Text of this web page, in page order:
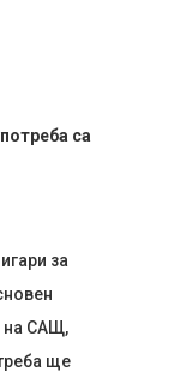
са
за
на САЩ,
ще